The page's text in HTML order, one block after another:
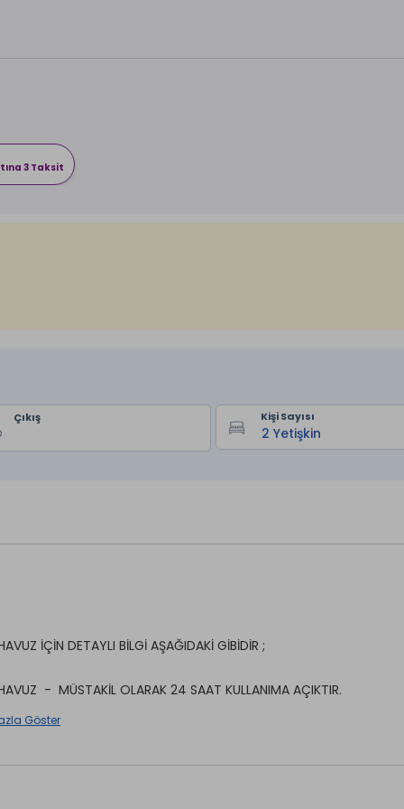
3 Taksit
Çıkış Kişi Sayısı
İÇİN DETAYLI BİLGİ AŞAĞIDAKİ GİBİDİR ;
- MÜSTAKİL OLARAK 24 SAAT KULLANIMA AÇIKTIR.
Göster